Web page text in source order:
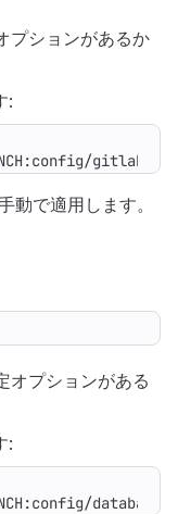
プションがあるか
:
動で適用します。
オプションがある
: